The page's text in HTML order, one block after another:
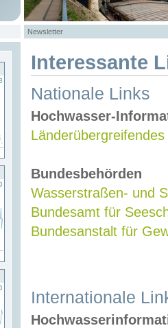
Newsletter
Interessante
Nationale Links
Hochwasser-
Bundesbehörden
Wasserstraßen- und
Bundesamt für
Bundesanstalt für
Internationale